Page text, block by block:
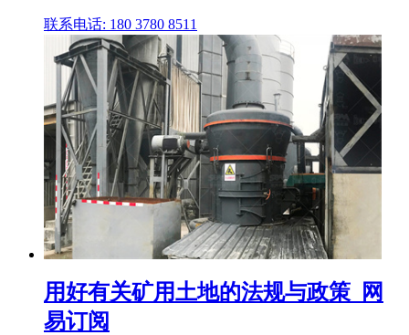
联系电话: 180 3780 8511
用好有关矿用土地的法规与政策_网
易订阅